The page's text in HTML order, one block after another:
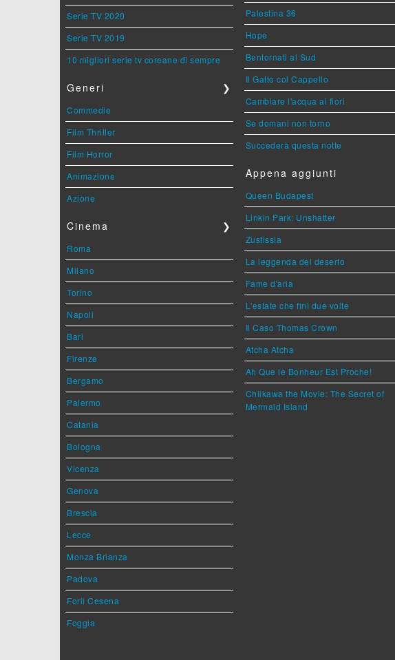
Serie TV 2020
Serie TV 2019
10 migliori serie tv coreane di sempre
Generi ❯
Commedie
Film Thriller
Film Horror
Animazione
Azione
Cinema ❯
Roma
Milano
Torino
Napoli
Bari
Firenze
Bergamo
Palermo
Catania
Bologna
Vicenza
Genova
Brescia
Lecce
Monza Brianza
Padova
Forlì Cesena
Foggia
Palestina 36
Hope
Bentornati al Sud
Il Gatto col Cappello
Cambiare l'acqua ai fiori
Se domani non torno
Succederà questa notte
Appena aggiunti
Queen Budapest
Linkin Park: Unshatter
Zustissia
La leggenda del deserto
Fame d'aria
L'estate che finì due volte
Il Caso Thomas Crown
Atcha Atcha
Ah Que le Bonheur Est Proche!
Chiikawa the Movie: The Secret of
Mermaid Island